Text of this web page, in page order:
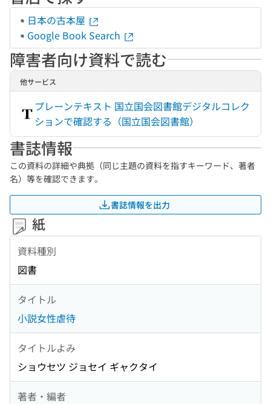
日本の古本屋
Google Book Search
障害者向け資料で読む
他サービス
プレーンテキスト 国立国会図書館デジタルコレク
ションで確認する（国立国会図書館）
書誌情報
この資料の詳細や典拠（同じ主題の資料を指すキーワード、著者
名）等を確認できます。
書誌情報を出力
紙
資料種別
図書
タイトル
小説女性虐待
タイトルよみ
ショウセツ ジョセイ ギャクタイ
著者・編者